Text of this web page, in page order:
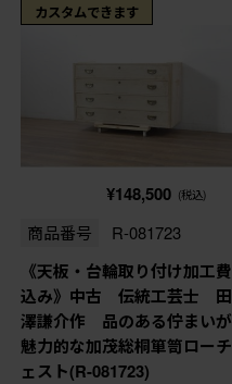
カスタムできます
¥148,500 (税込)
商品番号 R-081723
《天板・台輪取り付け加工費
込み》中古 伝統工芸士 田
澤謙介作 品のある佇まいが
魅力的な加茂総桐箪笥ローチ
ェスト(R-081723)